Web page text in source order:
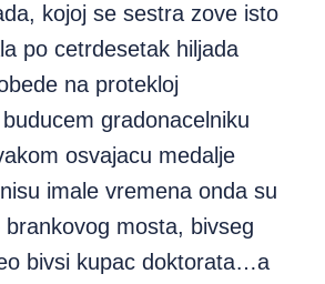
kojoj se sestra zove isto
po cetrdesetak hiljada
na protekloj
gradonacelniku
osvajacu medalje
imale vremena onda su
mosta, bivseg
bivsi kupac doktorata…a